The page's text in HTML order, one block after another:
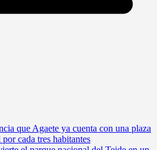
que Agaete ya cuenta con una plaza
cada tres habitantes